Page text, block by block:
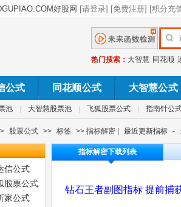
热门搜索： 大智慧 同花顺
公式 同花顺公式 大智慧公式
池 大智慧股票池 飞狐股票公式 指南针公
股票公式 >> 标签 >> 指标解密 | 最近更新指标 -
信公式
股票公式
家公式
指标解密下载列表
钻石王者副图指标 提前捕